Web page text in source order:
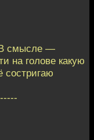
В смысле —
на голове какую
состригаю